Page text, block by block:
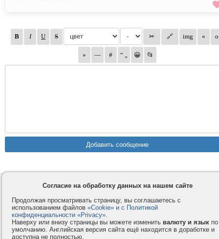
Контакты
Privacy и Cookie
Услуги
Как оплатить
Помощь
Форумы
© 2008-2026VMESTE.EU- Все права защищены.
Согласие на обработку данных на нашем сайте
Продолжая просматривать страницу, вы соглашаетесь с
использованием файлов «Cookie» и с Политикой
конфиденциальности «Privacy».
Наверху или внизу страницы вы можете изменить валюту и язык по
умолчанию. Английская версия сайта ещё находится в доработке и
доступна не полностью.